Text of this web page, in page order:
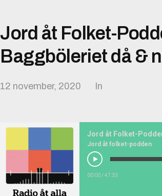
Jord åt Folket-
Baggböleriet då &
12 november, 2020 In
Jord åt folket-podden
00:00/47:33